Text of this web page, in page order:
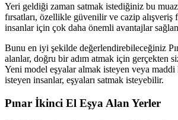
Yeri geldiği zaman satmak istediğiniz bu
fırsatları, özellikle güvenilir ve cazip alışveriş
insanlar için çok daha önemli avantajlar
Bunu en iyi şekilde değerlendirebileceğiniz
alanlar, doğru bir adım atmak için gerçekten
Yeni model eşyalar almak isteyen veya
isteyen insanlar, eşyaları satmak isteyebilir.
Pınar İkinci El Eşya Alan Yerler